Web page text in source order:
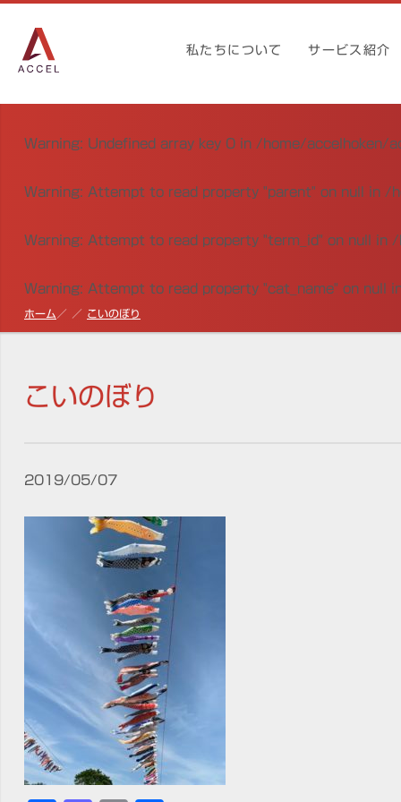
私たちについて サービス紹介
Warning: Undefined array key 0 in /home/accelhoken/
Warning: Attempt to read property "parent" on null in /
Warning: Attempt to read property "term_id" on null in /
Warning: Attempt to read property "cat_name" on null
ホーム こいのぼり
こいのぼり
2019/05/07